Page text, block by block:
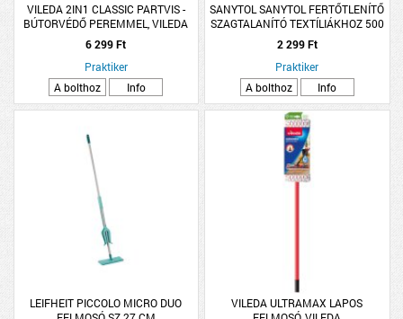
VILEDA 2IN1 CLASSIC PARTVIS -
BÚTORVÉDŐ PEREMMEL, VILEDA
6 299 Ft
Praktiker
A bolthoz
Info
SANYTOL SANYTOL FERTŐTLENÍTŐ
SZAGTALANÍTÓ TEXTÍLIÁKHOZ 500
ML
2 299 Ft
Praktiker
A bolthoz
Info
LEIFHEIT PICCOLO MICRO DUO
VILEDA ULTRAMAX LAPOS